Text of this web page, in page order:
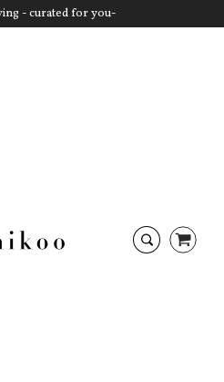
- curated for you-